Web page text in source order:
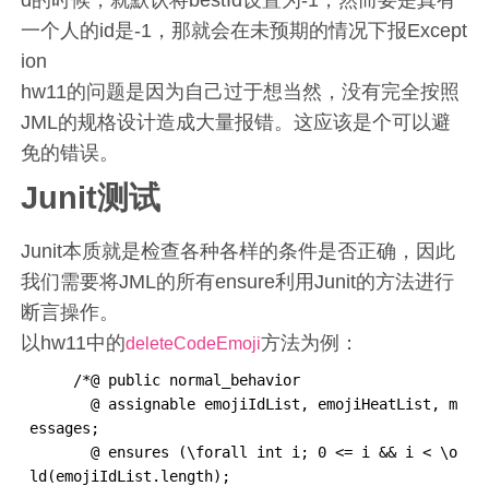
一个人的id是-1，那就会在未预期的情况下报Except
ion
hw11的问题是因为自己过于想当然，没有完全按照
JML的规格设计造成大量报错。这应该是个可以避
免的错误。
Junit测试
Junit本质就是检查各种各样的条件是否正确，因此
我们需要将JML的所有ensure利用Junit的方法进行
断言操作。
以hw11中的deleteCodeEmoji方法为例：
/*@ public normal_behavior
@ assignable emojiIdList, emojiHeatList, m
essages;
@ ensures (\forall int i; 0 <= i && i < \o
ld(emojiIdList.length);